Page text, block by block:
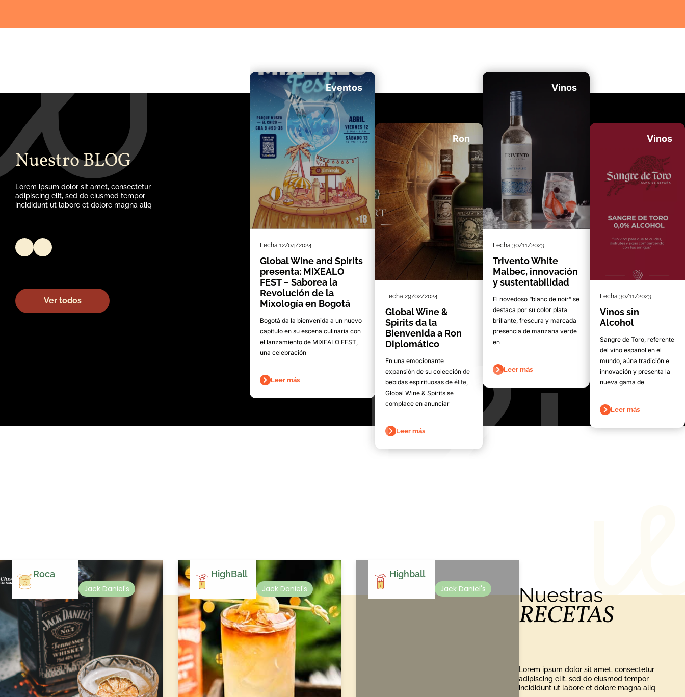
Nuestro BLOG
Lorem ipsum dolor sit amet, consectetur
adipiscing elit, sed do eiusmod tempor
incididunt ut labore et dolore magna aliq
Ver todos
Eventos
Fecha 12/04/2024
Global Wine and Spirits
presenta: MIXEALO
FEST – Saborea la
Revolución de la
Mixología en Bogotá
Bogotá da la bienvenida a un nuevo
capítulo en su escena culinaria con
el lanzamiento de MIXEALO FEST,
una celebración
Leer más
Ron
Fecha 29/02/2024
Global Wine &
Spirits da la
Bienvenida a Ron
Diplomático
En una emocionante
expansión de su colección de
bebidas espirituosas de élite,
Global Wine & Spirits se
complace en anunciar
Leer más
Vinos
Fecha 30/11/2023
Trivento White
Malbec, innovación
y sustentabilidad
El novedoso “blanc de noir” se
destaca por su color plata
brillante, frescura y marcada
presencia de manzana verde
en
Leer más
Vinos
Fecha 30/11/2023
Vinos sin
Alcohol
Sangre de Toro, referente
del vino español en el
mundo, aúna tradición e
innovación y presenta la
nueva gama de
Leer más
Roca
Jack Daniel's
HighBall
Jack Daniel's
Highball
Jack Daniel's Nuestras
RECETAS
Lorem ipsum dolor sit amet, consectetur
adipiscing elit, sed do eiusmod tempor
incididunt ut labore et dolore magna aliq